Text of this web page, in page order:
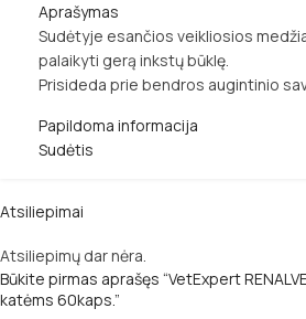
Aprašymas
Sudėtyje esančios veikliosios
palaikyti gerą inkstų būklę.
Prisideda prie bendros augintinio
Papildoma informacija
Sudėtis
Atsiliepimai
Atsiliepimų dar nėra.
Būkite pirmas aprašęs “VetExpert
katėms 60kaps.”